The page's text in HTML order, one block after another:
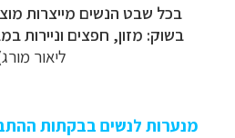
בכל שבט הנשים מייצרות
בשוק: מזון, חפצים וניירות
ליאור
מנערות לנשים בבקתות